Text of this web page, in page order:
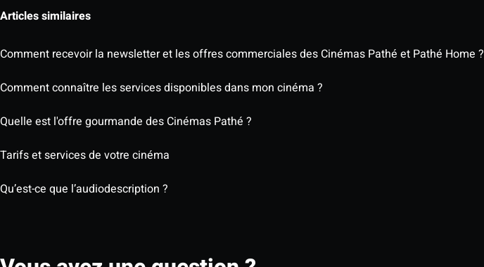
Articles similaires
Comment recevoir la newsletter et les offres commerciales des Cinémas Pathé et Pathé Home ?
Comment connaître les services disponibles dans mon cinéma ?
Quelle est l'offre gourmande des Cinémas Pathé ?
Tarifs et services de votre cinéma
Qu’est-ce que l’audiodescription ?